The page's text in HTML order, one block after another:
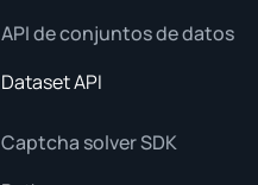
API de conjuntos de datos
Dataset API
Captcha solver SDK